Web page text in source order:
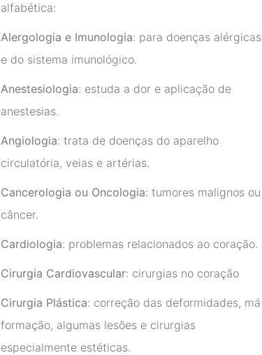
alfabética:
Alergologia e Imunologia: para doenças alérgicas
e do sistema imunológico.
Anestesiologia: estuda a dor e aplicação de
anestesias.
Angiologia: trata de doenças do aparelho
circulatória, veias e artérias.
Cancerologia ou Oncologia: tumores malignos ou
câncer.
Cardiologia: problemas relacionados ao coração.
Cirurgia Cardiovascular: cirurgias no coração
Cirurgia Plástica: correção das deformidades, má
formação, algumas lesões e cirurgias
especialmente estéticas.